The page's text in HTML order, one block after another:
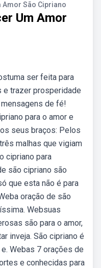
Amor São Cipriano
Um Amor
ser feita para
e trazer prosperidade
de fé!
para o amor e
seus braços: Pelos
malhas que vigiam
cipriano para
são cipriano são
que esta não é para
oração de são
Websuas
são para o amor,
inveja. São cipriano é
Webas 7 orações de
e conhecidas para